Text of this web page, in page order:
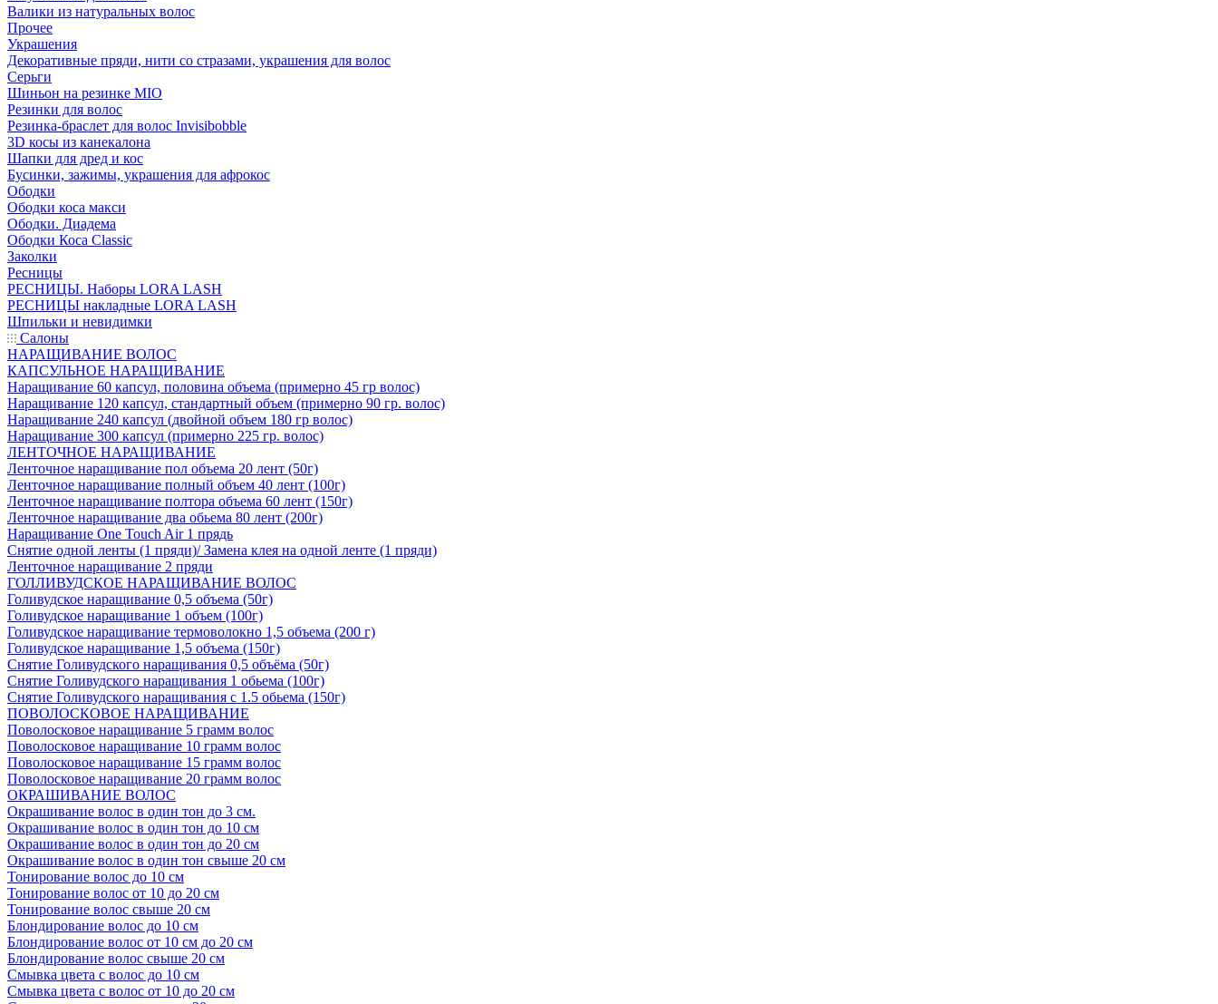
Валики из натуральных волос
Прочее
Украшения
Декоративные пряди, нити со стразами, украшения для волос
Серьги
Шиньон на резинке MIO
Резинки для волос
Резинка-браслет для волос Invisibobble
3D косы из канекалона
Шапки для дред и кос
Бусинки, зажимы, украшения для афрокос
Ободки
Ободки коса макси
Ободки. Диадема
Ободки Коса Classic
Заколки
Ресницы
РЕСНИЦЫ. Наборы LORA LASH
РЕСНИЦЫ накладные LORA LASH
Шпильки и невидимки
Салоны
НАРАЩИВАНИЕ ВОЛОС
КАПСУЛЬНОЕ НАРАЩИВАНИЕ
Наращивание 60 капсул, половина объема (примерно 45 гр волос)
Наращивание 120 капсул, стандартный объем (примерно 90 гр. волос)
Наращивание 240 капсул (двойной объем 180 гр волос)
Наращивание 300 капсул (примерно 225 гр. волос)
ЛЕНТОЧНОЕ НАРАЩИВАНИЕ
Ленточное наращивание пол объема 20 лент (50г)
Ленточное наращивание полный объем 40 лент (100г)
Ленточное наращивание полтора объема 60 лент (150г)
Ленточное наращивание два обьема 80 лент (200г)
Наращивание One Touch Air 1 прядь
Снятие одной ленты (1 пряди)/ Замена клея на одной ленте (1 пряди)
Ленточное наращивание 2 пряди
ГОЛЛИВУДСКОЕ НАРАЩИВАНИЕ ВОЛОС
Голивудское наращивание 0,5 объема (50г)
Голивудское наращивание 1 объем (100г)
Голивудское наращивание термоволокно 1,5 объема (200 г)
Голивудское наращивание 1,5 объема (150г)
Снятие Голивудского наращивания 0,5 объёма (50г)
Снятие Голивудского наращивания 1 обьема (100г)
Снятие Голивудского наращивания с 1.5 обьема (150г)
ПОВОЛОСКОВОЕ НАРАЩИВАНИЕ
Поволосковое наращивание 5 грамм волос
Поволосковое наращивание 10 грамм волос
Поволосковое наращивание 15 грамм волос
Поволосковое наращивание 20 грамм волос
ОКРАШИВАНИЕ ВОЛОС
Окрашивание волос в один тон до 3 см.
Окрашивание волос в один тон до 10 см
Окрашивание волос в один тон до 20 см
Окрашивание волос в один тон свыше 20 см
Тонирование волос до 10 см
Тонирование волос от 10 до 20 см
Тонирование волос свыше 20 см
Блондирование волос до 10 см
Блондирование волос от 10 см до 20 см
Блондирование волос свыше 20 см
Смывка цвета с волос до 10 см
Смывка цвета с волос от 10 до 20 см